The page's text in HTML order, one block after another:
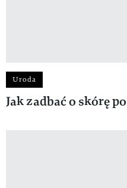
Uroda
Jak zadbać o skórę